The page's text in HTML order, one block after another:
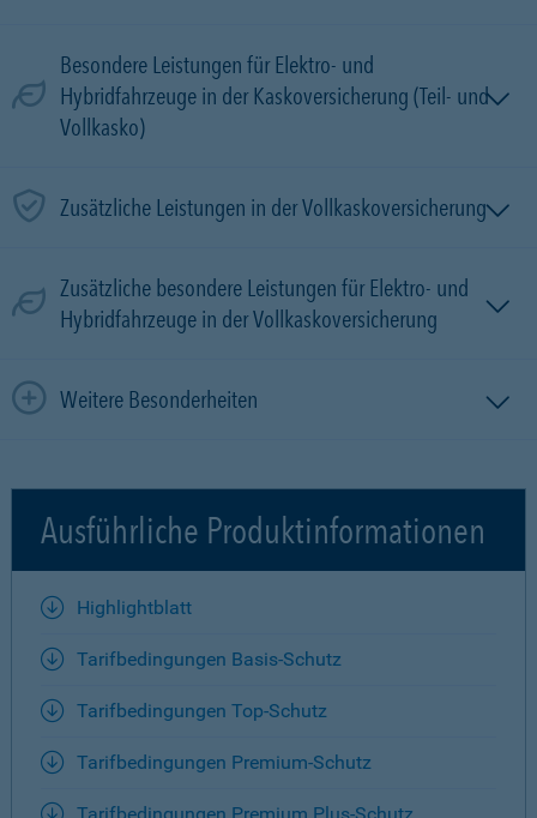
Besondere Leistungen für Elektro- und
Hybridfahrzeuge in der Kaskoversicherung (Teil- und
Vollkasko)
Zusätzliche Leistungen in der Vollkaskoversicherung
Zusätzliche besondere Leistungen für Elektro- und
Hybridfahrzeuge in der Vollkaskoversicherung
Weitere Besonderheiten
Ausführliche Produktinformationen
Highlightblatt
Tarifbedingungen Basis-Schutz
Tarifbedingungen Top-Schutz
Tarifbedingungen Premium-Schutz